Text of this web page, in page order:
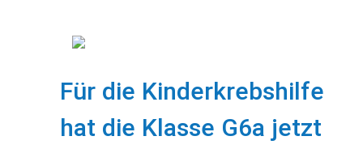
Für die Kinderkrebshilfe
hat die Klasse G6a jetzt